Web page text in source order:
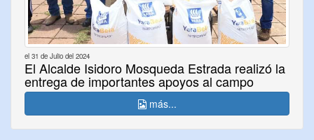
el 31 de Julio del 2024
El Alcalde Isidoro Mosqueda Estrada realizó la
entrega de importantes apoyos al campo
más...